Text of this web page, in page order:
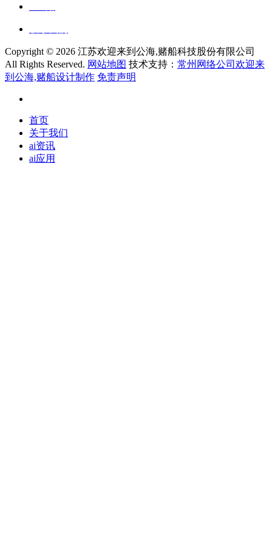
Copyright © 2026 江苏欢迎来到公海,赌船科技股份有限公司
All Rights Reserved. 网站地图 技术支持： 常州网络公司欢迎来
到公海,赌船设计制作 免责声明
首页
关于我们
ai资讯
ai应用